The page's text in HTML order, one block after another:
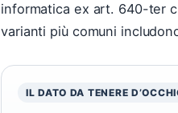
informatica ex art. 640-ter
varianti più comuni
IL DATO DA TENERE